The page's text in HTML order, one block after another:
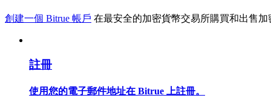
合約資訊
包含交易情況等的大數據分析
創建一個 Bitrue 帳戶 在最安全的加密貨幣交易所購買和出售加
註冊
使用您的電子郵件地址在 Bitrue 上註冊。